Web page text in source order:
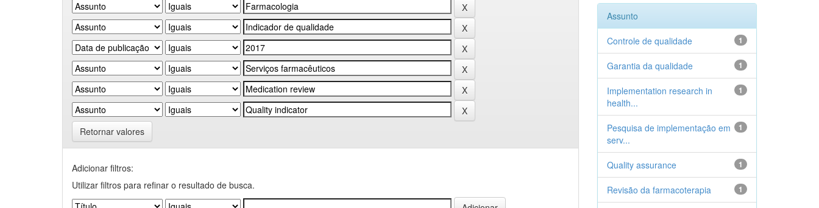
Retornar valores
Adicionar filtros:
Utilizar filtros para refinar o resultado de busca.
Assunto
1
Controle de qualidade
1
Garantia da qualidade
1
Implementation research in
health...
1
Pesquisa de implementação em
serv...
1
Quality assurance
1
Revisão da farmacoterapia